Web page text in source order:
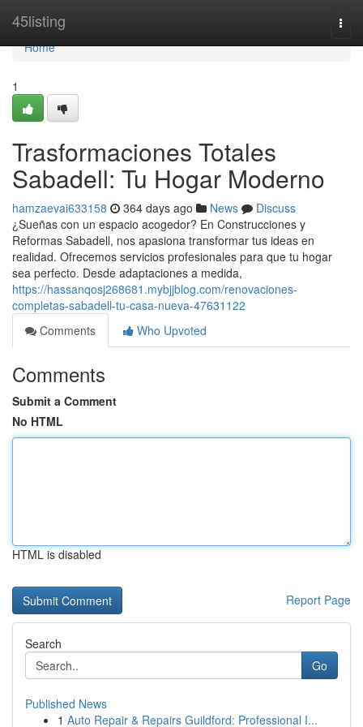
45listing
Home
Home
1
Trasformaciones Totales
Sabadell: Tu Hogar Moderno
hamzaevai633158 364 days ago News
Discuss
¿Sueñas con un espacio acogedor? En Construcciones y
Reformas Sabadell, nos apasiona transformar tus ideas en
realidad. Ofrecemos servicios profesionales para que tu hogar
sea perfecto. Desde adaptaciones a medida,
https://hassanqosj268681.mybjjblog.com/renovaciones-
completas-sabadell-tu-casa-nueva-47631122
Comments
Who Upvoted
Comments
Submit a Comment
No HTML
HTML is disabled
Report Page
Search
Go
Published News
1 Auto Repair & Repairs Guildford: Professional I...